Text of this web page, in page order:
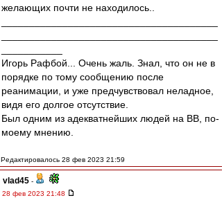
желающих почти не находилось..
Игорь Рафбой... Очень жаль. Знал, что он не в
порядке по тому сообщению после
реанимации, и уже предчувствовал неладное,
видя его долгое отсутствие.
Был одним из адекватнейших людей на ВВ, по-
моему мнению.
Редактировалось 28 фев 2023 21:59
vlad45 -
28 фев 2023 21:48